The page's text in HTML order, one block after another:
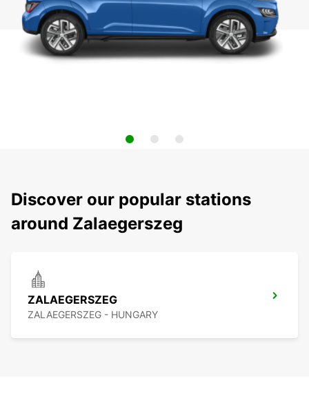
Discover our popular stations
around Zalaegerszeg
ZALAEGERSZEG
ZALAEGERSZEG - HUNGARY